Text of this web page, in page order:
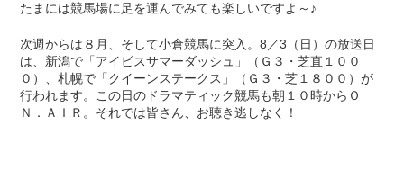
たまには競馬場に足を運んでみても楽しいですよ～♪
次週からは８月、そして小倉競馬に突入。8／3（日）の放送日
は、新潟で「アイビスサマーダッシュ」（Ｇ３・芝直１００
０）、札幌で「クイーンステークス」（Ｇ３・芝１８００）が
行われます。この日のドラマティック競馬も朝１０時からＯ
Ｎ．ＡＩＲ。それでは皆さん、お聴き逃しなく！